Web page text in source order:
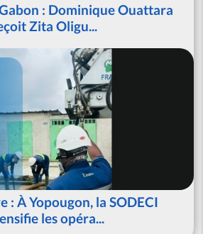
: Dominique Ouattara
Zita Oligu...
: À Yopougon, la SODECI
les opéra...